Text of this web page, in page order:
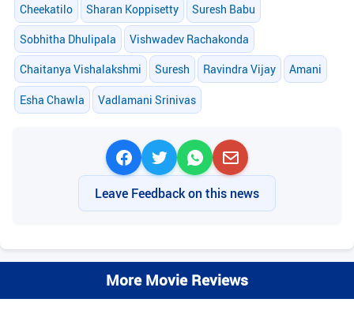
Cheekatilo Sharan Koppisetty Suresh Babu
Sobhitha Dhulipala Vishwadev Rachakonda
Chaitanya Vishalakshmi Suresh Ravindra Vijay Amani
Esha Chawla Vadlamani Srinivas
Leave Feedback on this news
More Movie Reviews